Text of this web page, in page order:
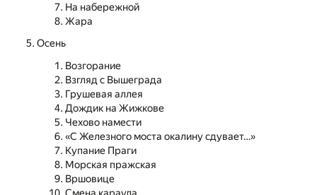
На набережной
Жара
Осень
Возгорание
Взгляд с Вышеграда
Грушевая аллея
Дождик на Жижкове
Чехово намести
«С Железного моста окалину сдувает…»
Купание Праги
Морская пражская
Вршовице